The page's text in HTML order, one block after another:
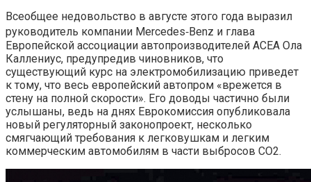
Всеобщее недовольство в августе этого года выразил
руководитель компании Mercedes‑Benz и глава
Европейской ассоциации автопроизводителей ACEA Ола
Каллениус, предупредив чиновников, что
существующий курс на электромобилизацию приведет
к тому, что весь европейский автопром «врежется в
стену на полной скорости». Его доводы частично были
услышаны, ведь на днях Еврокомиссия опубликовала
новый регуляторный законопроект, несколько
смягчающий требования к легковушкам и легким
коммерческим автомобилям в части выбросов CO2.